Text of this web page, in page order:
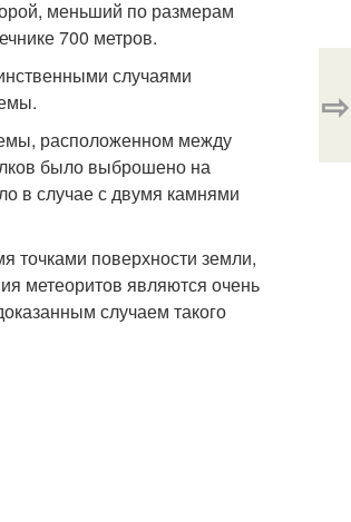
меньший по размерам
700 метров.
случаями
расположенном между
было выброшено на
в случае с двумя камнями
точками поверхности земли,
метеоритов являются очень
случаем такого
⇨